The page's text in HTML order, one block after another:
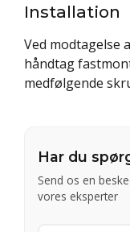
Installation
Ved modtagelse
håndtag
medfølgende
Har du
Send os en
vores eksperter